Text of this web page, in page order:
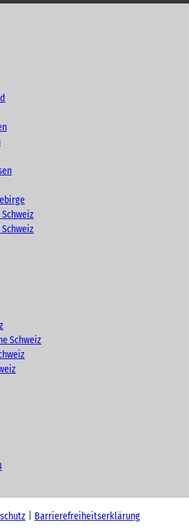
Schweiz
Barrierefreiheitserklärung